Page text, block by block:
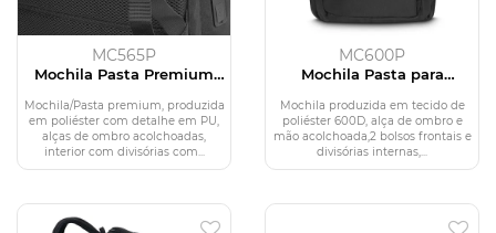
MC565P
Mochila Pasta Premium
Mochila/Pasta premium, produzida
em poliéster com detalhe em PU,
alças de ombro acolchoadas,
interior com divisórias com...
MC600P
Mochila Pasta para
600D
Mochila produzida em tecido de
poliéster 600D, alça de ombro e
mão acolchoada,2 bolsos frontais e
divisórias internas,...